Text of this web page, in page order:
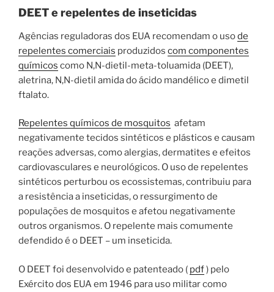
DEET e repelentes de inseticidas
Agências reguladoras dos EUA recomendam o usode
repelentes comerciais produzidos com componentes
químicos como N,N-dietil-meta-toluamida (DEET),
aletrina, N,N-dietil amida do ácido mandélico e dimetil
ftalato.
Repelentes químicos de mosquitos afetam
negativamente tecidos sintéticos e plásticos e causam
reações adversas, como alergias, dermatites e efeitos
cardiovasculares e neurológicos. O uso de repelentes
sintéticos perturbou os ecossistemas, contribuiu para
a resistência a inseticidas, o ressurgimento de
populações de mosquitos e afetou negativamente
outros organismos. O repelente mais comumente
defendido é o DEET – um inseticida.
O DEET foi desenvolvido e patenteado ( pdf) pelo
Exército dos EUA em 1946 para uso militar como